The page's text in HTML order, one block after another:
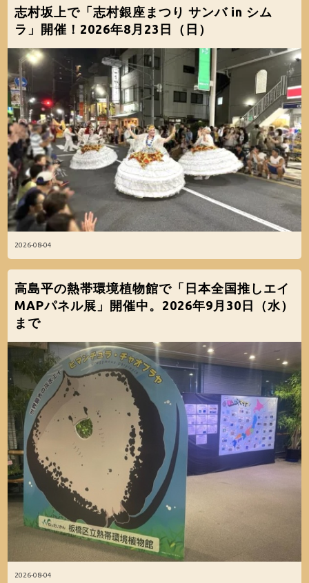
2026-08-04
志村坂上で「志村銀座まつり サンバ in シム
ラ」開催！2026年8月23日（日）
2026-08-04
高島平の熱帯環境植物館で「日本全国推しエイ
MAPパネル展」開催中。2026年9月30日（水）
まで